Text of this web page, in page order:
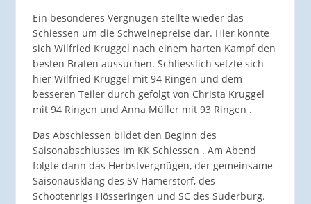
Ein besonderes Vergnügen stellte wieder das
Schiessen um die Schweinepreise dar. Hier konnte
sich Wilfried Kruggel nach einem harten Kampf den
besten Braten aussuchen. Schliesslich setzte sich
hier Wilfried Kruggel mit 94 Ringen und dem
besseren Teiler durch gefolgt von Christa Kruggel
mit 94 Ringen und Anna Müller mit 93 Ringen .
Das Abschiessen bildet den Beginn des
Saisonabschlusses im KK Schiessen . Am Abend
folgte dann das Herbstvergnügen, der gemeinsame
Saisonausklang des SV Hamerstorf, des
Schootenrigs Hösseringen und SC des Suderburg.